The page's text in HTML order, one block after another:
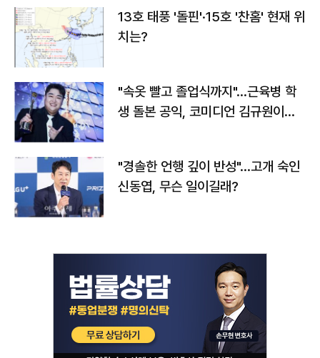
13호 태풍 '돌핀'·15호 '찬홈' 현재 위
치는?
"속옷 빨고 졸업식까지"…근육병 학
생 돌본 공익, 코미디언 김규원이었
"경솔한 언행 깊이 반성"…고개 숙인
신동엽, 무슨 일이길래?